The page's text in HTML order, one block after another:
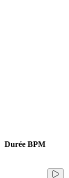
Durée BPM